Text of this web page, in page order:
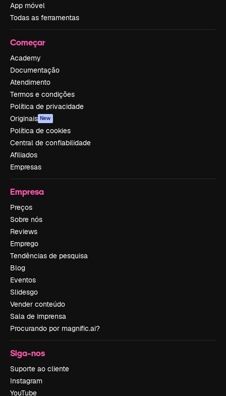
App móvel
Todas as ferramentas
Começar
Academy
Documentação
Atendimento
Termos e condições
Política de privacidade
Originais New
Política de cookies
Central de confiabilidade
Afiliados
Empresas
Empresa
Preços
Sobre nós
Reviews
Emprego
Tendências de pesquisa
Blog
Eventos
Slidesgo
Vender conteúdo
Sala de imprensa
Procurando por magnific.ai?
Siga-nos
Suporte ao cliente
Instagram
YouTube